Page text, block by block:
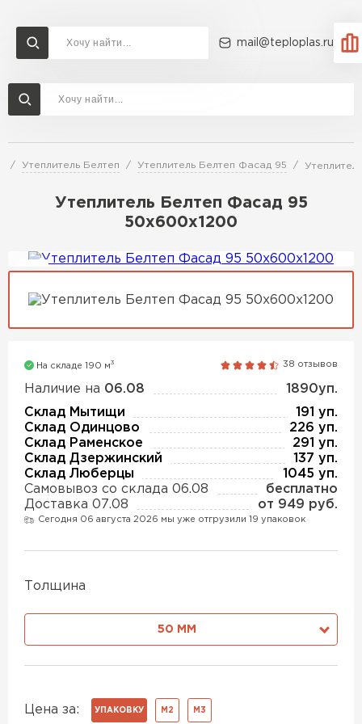
mail@teploplas.ru
Утеплитель Белтеп Утеплитель Белтеп Фасад 95
Утеплитель Белтеп Фасад 95
50х600х1200
На складе 190 м3 38 отзывов
Наличие на 06.08
1890уп.
Склад Мытищи
191 уп.
Склад Одинцово
226 уп.
Склад Раменское
291 уп.
Склад Дзержинский
137 уп.
Склад Люберцы
1045 уп.
Самовывоз со склада 06.08
бесплатно
Доставка 07.08
от 949 руб.
Сегодня 06 августа 2026 мы уже отгрузили 19 упаковок
Толщина
50 ММ
Цена за: УПАКОВКУ М2 М3
Доставка и оплата
Утеплитель Ветонит
Утеплитель Дирок
Утеплитель Технониколь
Утеплитель Rockwool
Утеплитель Knauf
Утеплитель Isover
Утеплитель Урса
Утеплитель Isoroc
Утеплитель Изомин